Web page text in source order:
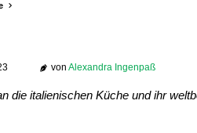
von Alexandra Ingenpaß
die italienischen Küche und ihr